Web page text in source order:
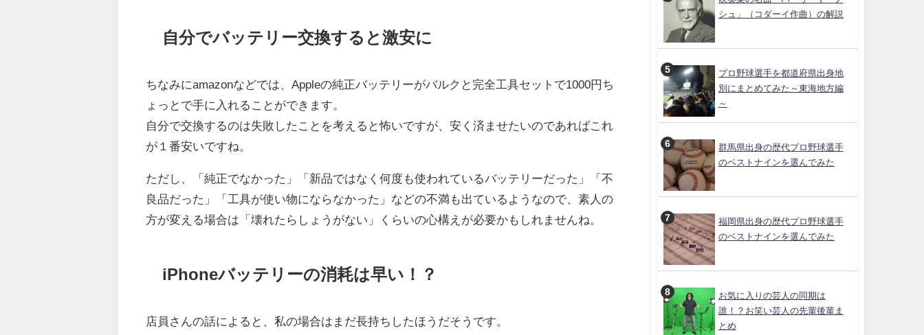
自分でバッテリー交換すると激安に
ちなみにamazonなどでは、Appleの純正バッテリーがバルクと完全工具セットで1000円ち
ょっとで手に入れることができます。
自分で交換するのは失敗したことを考えると怖いですが、安く済ませたいのであればこれ
が１番安いですね。
ただし、「純正でなかった」「新品ではなく何度も使われているバッテリーだった」「不
良品だった」「工具が使い物にならなかった」などの不満も出ているようなので、素人の
方が変える場合は「壊れたらしょうがない」くらいの心構えが必要かもしれませんね。
iPhoneバッテリーの消耗は早い！？
店員さんの話によると、私の場合はまだ長持ちしたほうだそうです。
シュ」（コダーイ作曲）の解説
プロ野球選手を都道府県出身地
別にまとめてみた～東海地方編
～
群馬県出身の歴代プロ野球選手
のベストナインを選んでみた
福岡県出身の歴代プロ野球選手
のベストナインを選んでみた
お気に入りの芸人の同期は
誰！？お笑い芸人の先輩後輩ま
とめ